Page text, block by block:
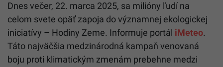
Dnes večer, 22. marca 2025, sa milióny ľudí na
celom svete opäť zapoja do významnej ekologickej
iniciatívy – Hodiny Zeme. Informuje portál iMeteo.
Táto najväčšia medzinárodná kampaň venovaná
boju proti klimatickým zmenám prebehne medzi